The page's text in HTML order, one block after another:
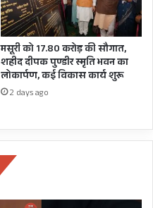
मसूरी को 17.80 करोड़ की सौगात,
शहीद दीपक पुण्डीर स्मृति भवन का
लोकार्पण, कई विकास कार्य शुरू
2 days ago